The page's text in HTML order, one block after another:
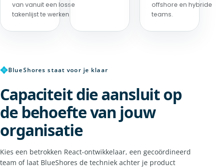
van vanuit een losse
takenlijst te werken.
offshore en hybride
teams.
✥BlueShores staat voor je klaar
Capaciteit die aansluit op
de behoefte van jouw
organisatie
Kies een betrokken React-ontwikkelaar, een gecoördineerd
team of laat BlueShores de techniek achter je product